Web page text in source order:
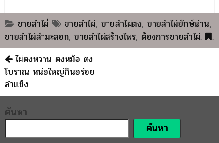
ขายลำไผ่่ ขายลำไผ่, ขายลำไผ่ตง,ขายลำไผ่ยักษ์น่าน,
ขายลำไผ่ลำมะลอก,ขายลำไผ่สร้างไพร, ต้องการขายลำไผ่. .
ไผ่ตงหวาน ตงหม้อ ตง
โบราณ หน่อใหญ่กินอร่อย
ลำแข็ง
ค้นหา
ค้นหา